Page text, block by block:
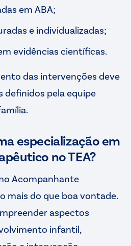
em ABA;
e individualizadas;
evidências científicas.
das intervenções deve
definidos pela equipe
especialização em
no TEA?
Acompanhante
mais do que boa vontade.
aspectos
infantil,